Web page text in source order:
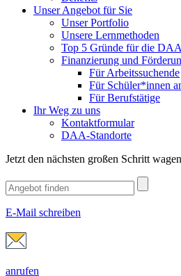
Unser Angebot für Sie
Unser Portfolio
Unsere Lernmethoden
Top 5 Gründe für die DAA
Finanzierung und
Für Arbeitssuchende
Für Schüler*innen
Für Berufstätige
Ihr Weg zu uns
Kontaktformular
DAA-Standorte
Jetzt den nächsten großen Schritt
E-Mail schreiben
anrufen